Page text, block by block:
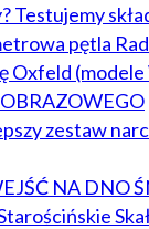
Testujemy
pętla
Oxfeld
zestaw
NA DNO